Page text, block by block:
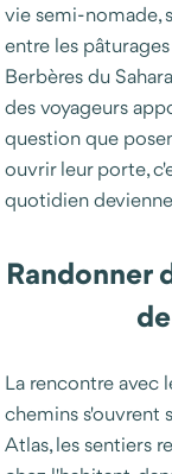
vie semi-nomade,
entre les
Berbères du
des voyageurs
question que
ouvrir leur porte,
quotidien
Randonner
La rencontre avec
chemins s'ouvrent
Atlas, les sentiers